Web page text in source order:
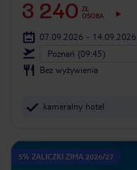
3 240 ZŁ
OSOBA
07.09.2026 - 14.09.2026
Poznań (09:45)
Bez wyżywienia
kameralny hotel
5% ZALICZKI ZIMA 2026/27